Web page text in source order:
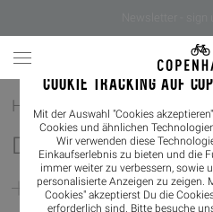
COOKIE TRACKING AUF
Mit der Auswahl "Cookies
Cookies und ähnlichen
Wir verwenden diese
Einkaufserlebnis zu bieten und die
immer weiter zu verbessern, sowie
personalisierte Anzeigen zu zeigen.
Cookies" akzeptierst Du die
erforderlich sind. Bitte besuche
Home / Damen
DAMEN
Filter